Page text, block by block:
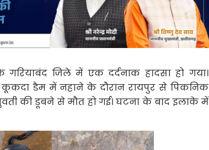
जिले में एक दर्दनाक हादसा हो गया।
कूकदा डैम में नहाने के दौरान रायपुर से पिकनिक
की डूबने से मौत हो गई। घटना के बाद इलाके में